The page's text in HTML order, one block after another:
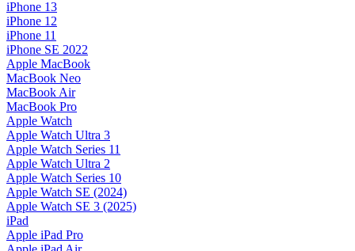
iPhone 13
iPhone 12
iPhone 11
iPhone SE 2022
Apple MacBook
MacBook Neo
MacBook Air
MacBook Pro
Apple Watch
Apple Watch Ultra 3
Apple Watch Series 11
Apple Watch Ultra 2
Apple Watch Series 10
Apple Watch SE (2024)
Apple Watch SE 3 (2025)
iPad
Apple iPad Pro